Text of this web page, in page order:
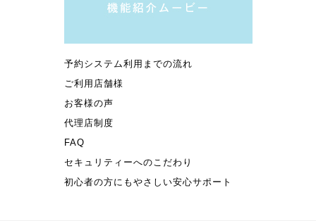
予約システム利用までの流れ
ご利用店舗様
お客様の声
代理店制度
FAQ
セキュリティーへのこだわり
初心者の方にもやさしい安心サポート